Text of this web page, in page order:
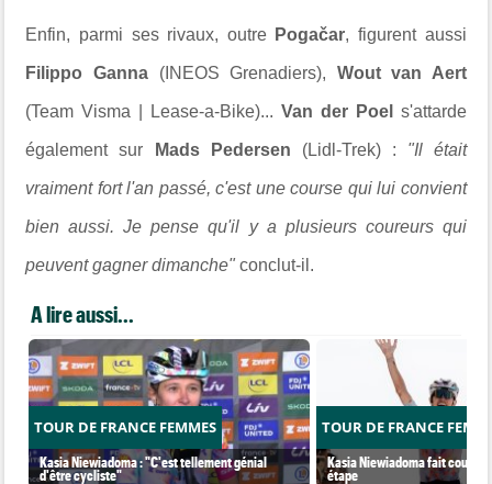
Enfin, parmi ses rivaux, outre Pogačar, figurent aussi
Filippo Ganna (INEOS Grenadiers), Wout van Aert
(Team Visma | Lease-a-Bike)... Van der Poel s'attarde
également sur Mads Pedersen (Lidl-Trek) : "Il était
vraiment fort l'an passé, c'est une course qui lui convient
bien aussi. Je pense qu'il y a plusieurs coureurs qui
peuvent gagner dimanche" conclut-il.
A lire aussi...
TOUR DE FRANCE FEMMES
Kasia Niewiadoma : "C'est tellement génial
d'être cycliste"
TOUR DE FRANCE
Kasia Niewiadoma fait coup
étape